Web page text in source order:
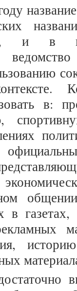
название
и в
в:
в